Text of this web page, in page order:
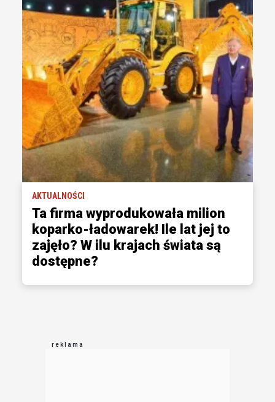
AKTUALNOŚCI
Ta firma wyprodukowała milion
koparko-ładowarek! Ile lat jej to
zajęło? W ilu krajach świata są
dostępne?